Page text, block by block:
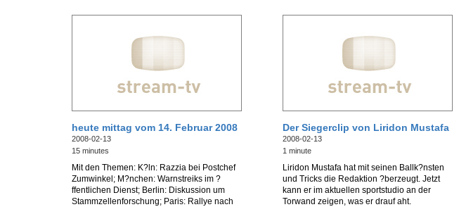
heute mittag vom 14. Februar 2008
2008-02-13
15 minutes
Mit den Themen: K?ln: Razzia bei Postchef
Zumwinkel; M?nchen: Warnstreiks im ?
ffentlichen Dienst; Berlin: Diskussion um
Stammzellenforschung; Paris: Rallye nach
Der Siegerclip von Liridon Mustafa
2008-02-13
1 minute
Liridon Mustafa hat mit seinen Ballk?nsten
und Tricks die Redaktion ?berzeugt. Jetzt
kann er im aktuellen sportstudio an der
Torwand zeigen, was er drauf aht.